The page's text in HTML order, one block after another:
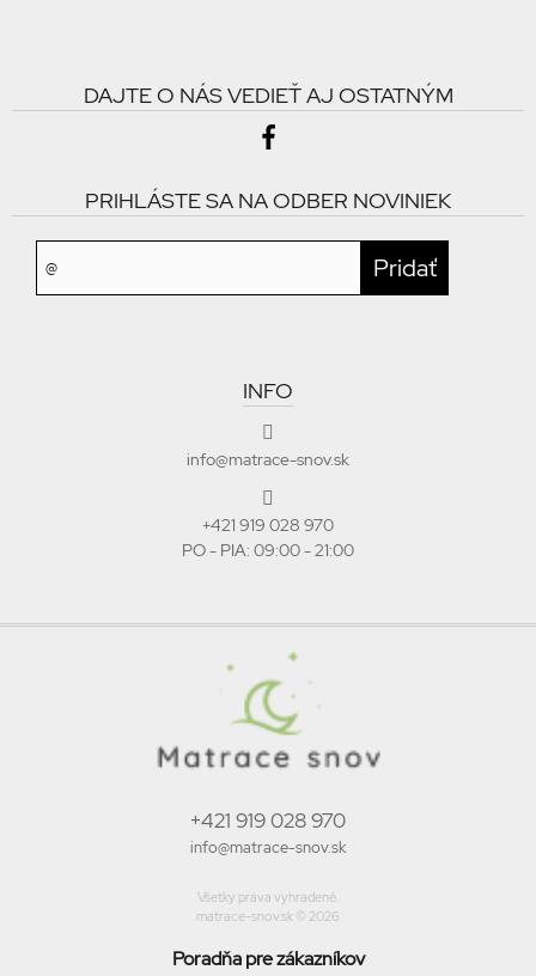
DAJTE O NÁS VEDIEŤ AJ OSTATNÝM
PRIHLÁSTE SA NA ODBER NOVINIEK
INFO
info@matrace-snov.sk
+421 919 028 970
PO - PIA: 09:00 - 21:00
+421 919 028 970
info@matrace-snov.sk
Všetky práva vyhradené.
matrace-snov.sk © 2026
Poradňa pre zákazníkov